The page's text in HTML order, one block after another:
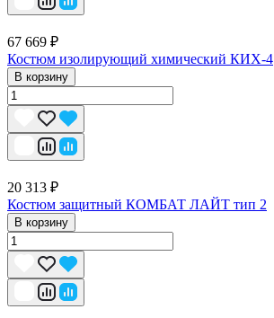
67 669 ₽
Костюм изолирующий химический КИХ-4
В корзину
20 313 ₽
Костюм защитный КОМБАТ ЛАЙТ тип 2
В корзину